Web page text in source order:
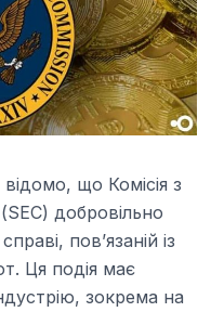
що Комісія з
добровільно
пов’язаній із
Ця подія має
зокрема на